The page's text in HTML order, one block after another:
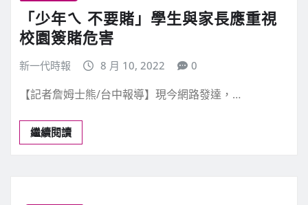
「少年ㄟ 不要賭」學生與家長應重視
校園簽賭危害
新一代時報 8 月 10, 2022 0
【記者詹姆士熊/台中報導】現今網路發達，…
繼續閱讀